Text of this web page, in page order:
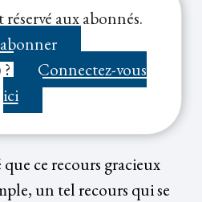
recours.aux abonnés.
Connectez-vous
ici
ce recours gracieux
un tel recours qui se